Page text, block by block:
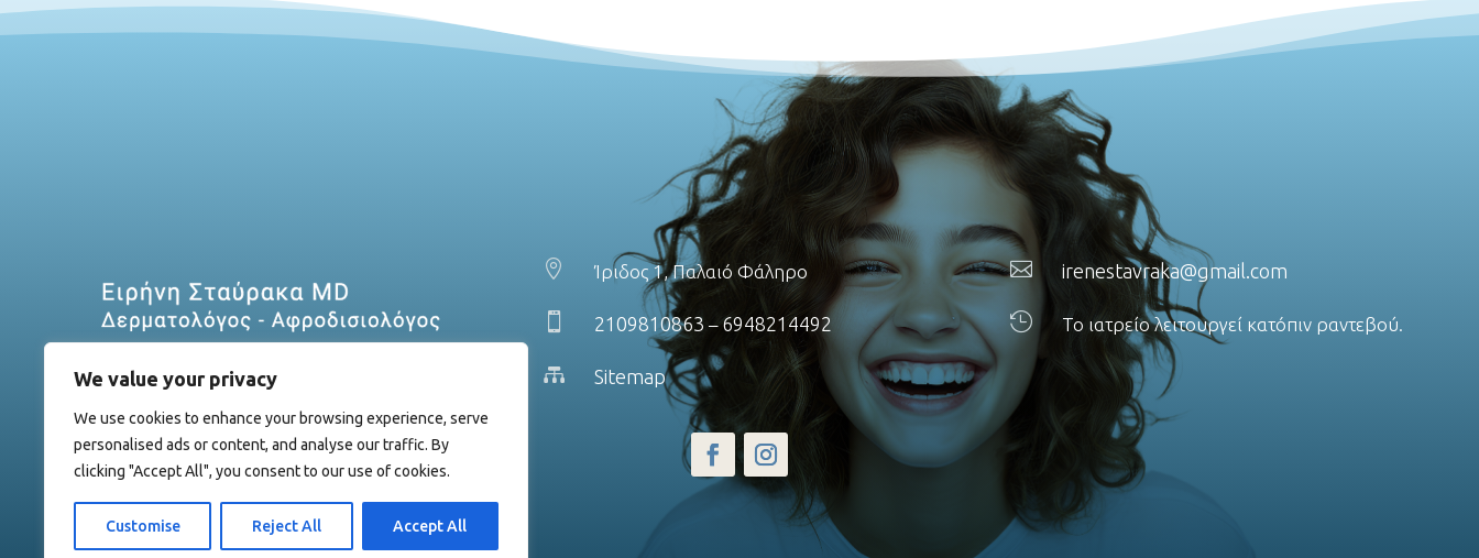
We value your privacy
We use cookies to enhance your browsing experience, serve
personalised ads or content, and analyse our traffic. By
clicking "Accept All", you consent to our use of cookies.
Customise Reject All Accept All
 Ίριδος 1, Παλαιό Φάληρο
 2109810863 –6948214492
 Sitemap
 irenestavraka@gmail.com
 Το ιατρείο λειτουργεί κατόπιν ραντεβού.